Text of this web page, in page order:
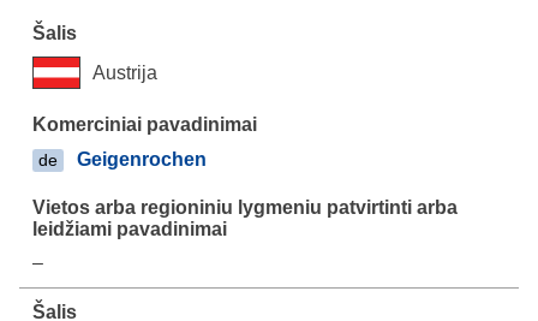
Austrija
de Geigenrochen
–